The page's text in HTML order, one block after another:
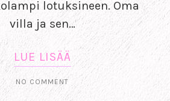
lotuksineen. Oma
villa ja sen…
LUE LISÄÄ
NO COMMENT